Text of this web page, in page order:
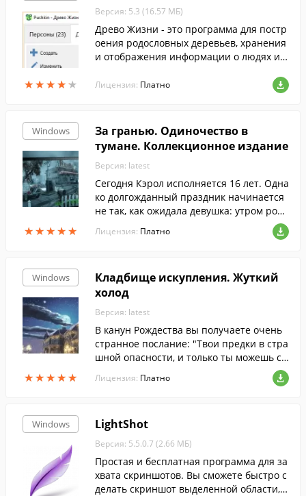
★★★★★
★★★★★
Версия: 5.3 (16.57 МБ)
Древо Жизни - это программа для постр
оения родословных деревьев, хранения
и отображения информации о людях и о
Лицензия: Платно
Windows
★★★★★
★★★★★
За гранью. Одиночество в
тумане. Коллекционное издание
Версия: latest
Сегодня Кэрол исполняется 16 лет. Одна
ко долгожданный праздник начинается
не так, как ожидала девушка: утром роди
тели не встречают ее в гостиной с позд
равлениями, как это бывало раньше.
Лицензия: Платно
Windows
★★★★★
★★★★★
Кладбище искупления. Жуткий
холод
Версия: latest
В канун Рождества вы получаете очень
странное послание: "Твои предки в стра
шной опасности, и только ты можешь сп
асти их от ужасной судьбы! Нельзя теря
ть время, дорога каждая секунда.
Лицензия: Платно
Windows LightShot
Версия: 5.5.0.7 (2.66 МБ)
Простая и бесплатная программа для за
хвата скриншотов. Вы сможете быстро с
делать скриншот выделенной области, о